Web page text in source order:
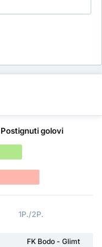
Postignuti golovi
1P./2P.
FK Bodo - Glimt